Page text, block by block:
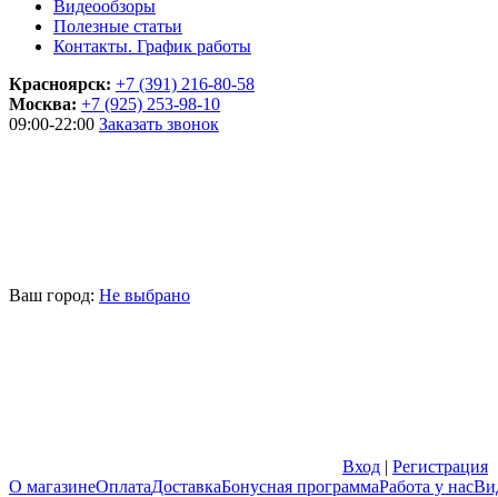
Видеообзоры
Полезные статьи
Контакты. График работы
Красноярск: +7 (391) 216-80-58
Москва: +7 (925) 253-98-10
09:00-22:00 Заказать звонок
Ваш город: Не выбрано
Вход | Регистрация
О магазинеОплатаДоставкаБонусная программаРабота у нас